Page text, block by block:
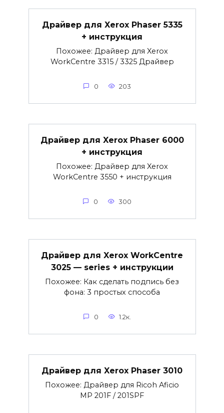
Драйвер для Xerox Phaser 5335
+ инструкция
Похожее: Драйвер для Xerox
WorkCentre 3315 / 3325 Драйвер
0 203
Драйвер для Xerox Phaser 6000
+ инструкция
Похожее: Драйвер для Xerox
WorkCentre 3550 + инструкция
0 300
Драйвер для Xerox WorkCentre
3025 — series + инструкции
Похожее: Как сделать подпись без
фона: 3 простых способа
0 1.2к.
Драйвер для Xerox Phaser 3010
Похожее: Драйвер для Ricoh Aficio
MP 201F / 201SPF